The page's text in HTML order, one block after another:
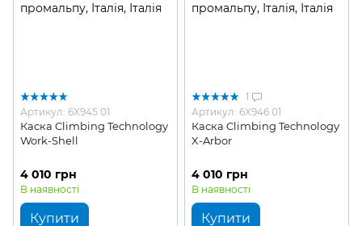
Артикул: 6X945 01
Каска Climbing Technology
Work-Shell
4 010 грн
В наявності
Купити
1
Артикул: 6X946 01
Каска Climbing Technology
X-Arbor
4 010 грн
В наявності
Купити